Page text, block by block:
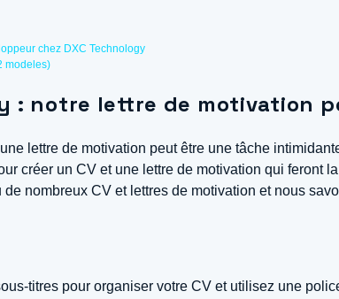
chez DXC Technology
modeles)
: notre lettre de motivation
lettre de motivation peut être une tâche
créer un CV et une lettre de motivation qui feront
nombreux CV et lettres de motivation et nous
titres pour organiser votre CV et utilisez une